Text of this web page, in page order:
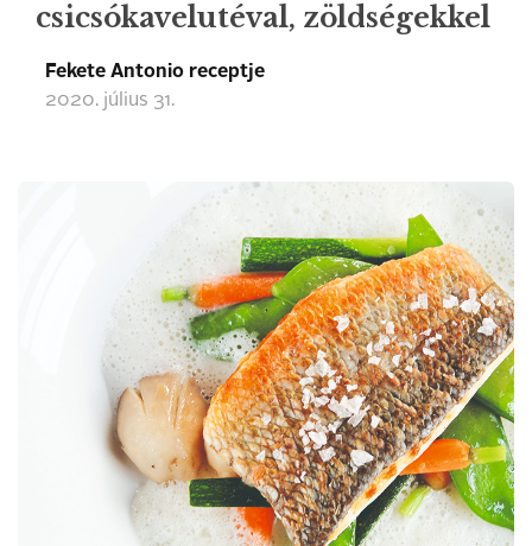
csicsókavelutéval, zöldségekkel
Fekete Antonio receptje
2020. július 31.